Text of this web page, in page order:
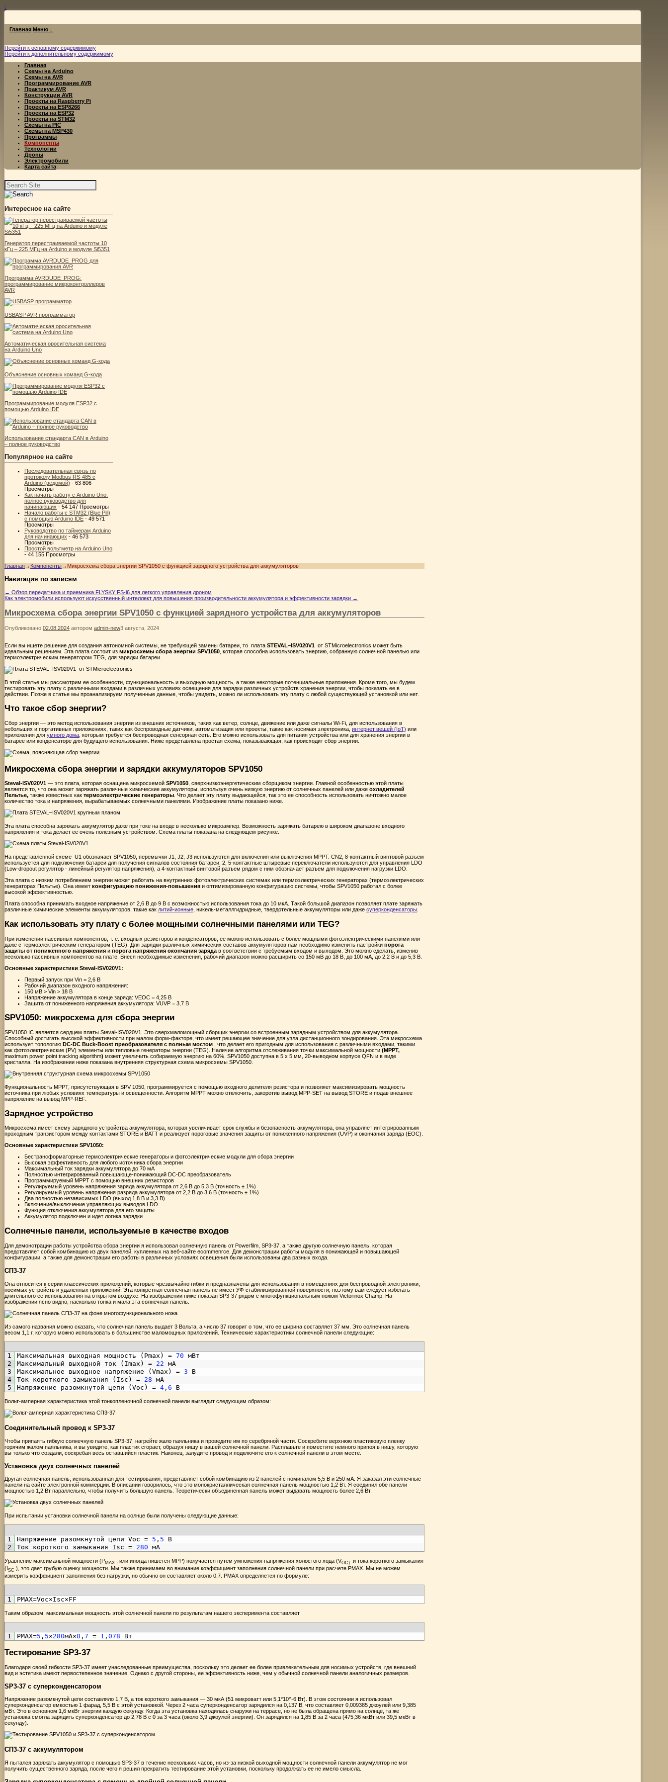
↓
Главная Меню ↓
Перейти к основному содержимому
Перейти к дополнительному содержимому
Главная
Схемы на Arduino
Схемы на AVR
Программирование AVR
Практикум AVR
Конструкции AVR
Проекты на Raspberry Pi
Проекты на ESP8266
Проекты на ESP32
Проекты на STM32
Схемы на PIC
Схемы на MSP430
Программы
Компоненты
Технологии
Дроны
Электромобили
Карта сайта
Найти:
Интересное на сайте
Генератор перестраиваемой частоты 10
кГц – 225 МГц на Arduino и модуле Si5351
Программа AVRDUDE_PROG:
программирование микроконтроллеров
AVR
USBASP AVR программатор
Автоматическая оросительная система
на Arduino Uno
Объяснение основных команд G-кода
Программирование модуля ESP32 с
помощью Arduino IDE
Использование стандарта CAN в Arduino
– полное руководство
Популярное на сайте
Последовательная связь по
протоколу Modbus RS-485 с
Arduino (ведомой) - 63 806
Просмотры
Как начать работу с Arduino Uno:
полное руководство для
начинающих - 54 147 Просмотры
Начало работы с STM32 (Blue Pill)
с помощью Arduino IDE - 49 571
Просмотры
Руководство по таймерам Arduino
для начинающих - 46 573
Просмотры
Простой вольтметр на Arduino Uno
- 44 155 Просмотры
Главная→ Компоненты→ Микросхема сбора энергии SPV1050 с функцией зарядного устройства для аккумуляторов
Навигация по записям
← Обзор передатчика и приемника FLYSKY FS-i6 для легкого управления дроном
Как электромобили используют искусственный интеллект для повышения производительности аккумулятора и эффективности зарядки →
Микросхема сбора энергии SPV1050 с функцией зарядного устройства для аккумуляторов
Опубликовано 02.08.2024 автором admin-new3 августа, 2024
Если вы ищете решение для создания автономной системы, не требующей замены батареи, то плата STEVAL–ISV020V1 от STMicroelectronics может быть
идеальным решением. Эта плата состоит из микросхемы сбора энергии SPV1050 , которая способна использовать энергию, собранную солнечной панелью или
термоэлектрическим генератором TEG, для зарядки батареи.
В этой статье мы рассмотрим ее особенности, функциональность и выходную мощность, а также некоторые потенциальные приложения. Кроме того, мы будем
тестировать эту плату с различными входами в различных условиях освещения для зарядки различных устройств хранения энергии, чтобы показать ее в
действии. Позже в статье мы проанализируем полученные данные, чтобы увидеть, можно ли использовать эту плату с любой существующей установкой или нет.
Что такое сбор энергии?
Сбор энергии — это метод использования энергии из внешних источников, таких как ветер, солнце, движение или даже сигналы Wi-Fi, для использования в
небольших и портативных приложениях, таких как беспроводные датчики, автоматизация или проекты, такие как носимая электроника, интернет вещей (IoT) или
приложения для умного дома , которым требуется беспроводная сенсорная сеть. Его можно использовать для питания устройства или для хранения энергии в
батарее или конденсаторе для будущего использования. Ниже представлена ​​простая схема, показывающая, как происходит сбор энергии.
Микросхема сбора энергии и зарядки аккумуляторов SPV1050
Steval-ISV020V1 — это плата, которая оснащена микросхемой SPV1050 , сверхнизкоэнергетическим сборщиком энергии. Главной особенностью этой платы
является то, что она может заряжать различные химические аккумуляторы, используя очень низкую энергию от солнечных панелей или даже охладителей
Пельтье, также известных как термоэлектрические генераторы . Что делает эту плату выдающейся, так это ее способность использовать ничтожно малое
количество тока и напряжения, вырабатываемых солнечными панелями. Изображение платы показано ниже.
Эта плата способна заряжать аккумулятор даже при токе на входе в несколько микроампер. Возможность заряжать батарею в широком диапазоне входного
напряжения и тока делает ее очень полезным устройством. Схема платы показана на следующем рисунке.
На представленной схеме U1 обозначает SPV1050, перемычки J1, J2, J3 используются для включения или выключения MPPT. CN2, 8-контактный винтовой разъем
используется для подключения батареи для получения сигналов состояния батареи. 2, 5-контактные штыревые переключатели используются для управления LDO
(Low-dropout регулятор - линейный регулятор напряжения), а 4-контактный винтовой разъем рядом с ним обозначает разъем для подключения нагрузки LDO.
Эта плата с низким потреблением энергии может работать на внутренних фотоэлектрических системах или термоэлектрических генераторах (термоэлектрических
генераторах Пельтье). Она имеет конфигурацию понижения-повышения и оптимизированную конфигурацию системы, чтобы SPV1050 работал с более
высокой эффективностью.
Плата способна принимать входное напряжение от 2,6 В до 9 В с возможностью использования тока до 10 мкА. Такой большой диапазон позволяет плате заряжать
различные химические элементы аккумуляторов, такие как литий-ионные , никель-металлгидридные, твердотельные аккумуляторы или даже суперконденсаторы
Как использовать эту плату с более мощными солнечными панелями или TEG?
При изменении пассивных компонентов, т. е. входных резисторов и конденсаторов, ее можно использовать с более мощными фотоэлектрическими панелями или
даже с термоэлектрическим генератором (TEG). Для зарядки различных химических составов аккумуляторов нам необходимо изменить настройки порога
защиты от пониженного напряжения и порога напряжения окончания заряда в соответствии с требуемым входом и выходом. Это можно сделать, изменив
несколько пассивных компонентов на плате. Внеся необходимые изменения, рабочий диапазон можно расширить со 150 мВ до 18 В, до 100 мА, до 2,2 В и до 5,3 В.
Основные характеристики Steval-ISV020V1:
Первый запуск при Vin = 2,6 В
Рабочий диапазон входного напряжения:
150 мВ > Vin > 18 В
Напряжение аккумулятора в конце заряда: VEOC = 4,25 В
Защита от пониженного напряжения аккумулятора: VUVP = 3,7 В
SPV1050: микросхема для сбора энергии
SPV1050 IC является сердцем платы Steval-ISV020V1. Это сверхмаломощный сборщик энергии со встроенным зарядным устройством для аккумулятора.
Способный достигать высокой эффективности при малом форм-факторе, что имеет решающее значение для узла дистанционного зондирования. Эта микросхема
использует топологию DC-DC Buck-Boost преобразователя с полным мостом , что делает его пригодным для использования с различными входами, такими
как фотоэлектрические (PV) элементы или тепловые генераторы энергии (TEG). Наличие алгоритма отслеживания точки максимальной мощности (MPPT,
maximum power point tracking algorithm) может увеличить собираемую энергию на 60%. SPV1050 доступна в 5 x 5 мм, 20-выводном корпусе QFN и в виде
кристалла. На изображении ниже показана внутренняя структурная схема микросхемы SPV1050.
Функциональность MPPT, присутствующая в SPV 1050, программируется с помощью входного делителя резистора и позволяет максимизировать мощность
источника при любых условиях температуры и освещенности. Алгоритм MPPT можно отключить, закоротив вывод MPP-SET на вывод STORE и подав внешнее
напряжение на вывод MPP-REF.
Зарядное устройство
Микросхема имеет схему зарядного устройства аккумулятора, которая увеличивает срок службы и безопасность аккумулятора, она управляет интегрированным
проходным транзистором между контактами STORE и BATT и реализует пороговые значения защиты от пониженного напряжения (UVP) и окончания заряда (EOC).
Основные характеристики SPV1050:
Бестрансформаторные термоэлектрические генераторы и фотоэлектрические модули для сбора энергии
Высокая эффективность для любого источника сбора энергии
Максимальный ток зарядки аккумулятора до 70 мА
Полностью интегрированный повышающе-понижающий DC-DC преобразователь
Программируемый MPPT с помощью внешних резисторов
Регулируемый уровень напряжения заряда аккумулятора от 2,6 В до 5,3 В (точность ± 1%)
Регулируемый уровень напряжения разряда аккумулятора от 2,2 В до 3,6 В (точность ± 1%)
Два полностью независимых LDO (выход 1,8 В и 3,3 В)
Включение/выключение управляющих выводов LDO
Функция отключения аккумулятора для его защиты
Аккумулятор подключен и идет логика зарядки
Солнечные панели, используемые в качестве входов
Для демонстрации работы устройства сбора энергии я использовал солнечную панель от Powerfilm, SP3-37, а также другую солнечную панель, которая
представляет собой комбинацию из двух панелей, купленных на веб-сайте ecommenrce. Для демонстрации работы модуля в понижающей и повышающей
конфигурации, а также для демонстрации его работы в различных условиях освещения были использованы два разных входа.
СП3-37
Она относится к серии классических приложений, которые чрезвычайно гибки и предназначены для использования в помещениях для беспроводной электроники,
носимых устройств и удаленных приложений. Эта конкретная солнечная панель не имеет УФ-стабилизированной поверхности, поэтому вам следует избегать
длительного ее использования на открытом воздухе. На изображении ниже показан SP3-37 рядом с многофункциональным ножом Victorinox Champ. На
изображении ясно видно, насколько тонка и мала эта солнечная панель.
Из самого названия можно сказать, что солнечная панель выдает 3 Вольта, а число 37 говорит о том, что ее ширина составляет 37 мм. Это солнечная панель
весом 1,1 г, которую можно использовать в большинстве маломощных приложений. Технические характеристики солнечной панели следующие:
1
2
3
4
5
Максимальная выходная мощность ( Pmax ) = 70 мВт
Максимальный
выходной ток ( Imax ) = 22 мА
Максимальное
выходное напряжение ( Vmax ) = 3
В
Ток короткого замыкания ( Isc ) = 28 мА
Напряжение
разомкнутой цепи ( Voc ) = 4 , 6 В
Вольт-амперная характеристика этой тонкопленочной солнечной панели выглядит следующим образом:
Соединительный провод к SP3-37
Чтобы припаять гибкую солнечную панель SP3-37, нагрейте жало паяльника и проведите им по серебряной части. Соскребите верхнюю пластиковую пленку
горячим жалом паяльника, и вы увидите, как пластик сгорает, образуя нишу в вашей солнечной панели. Расплавьте и поместите немного припоя в нишу, которую
вы только что создали, соскребая весь оставшийся пластик. Наконец, залудите провод и подключите его к солнечной панели в этом месте.
Установка двух солнечных панелей
Другая солнечная панель, использованная для тестирования, представляет собой комбинацию из 2 панелей с номиналом 5,5 В и 250 мА. Я заказал эти солнечные
панели на сайте электронной коммерции. В описании говорилось, что это монокристаллическая солнечная панель мощностью 1,2 Вт. Я соединил обе панели
мощностью 1,2 Вт параллельно, чтобы получить большую панель. Теоретически объединенная панель может выдавать мощность более 2,6 Вт.
При испытании установки солнечной панели на солнце были получены следующие данные:
1
2
Напряжение разомкнутой цепи Voc = 5 , 5
В
Ток
короткого замыкания Isc = 280 мА
Уравнение максимальной мощности (PMAX , или иногда пишется MPP) получается путем умножения напряжения холостого хода (VOC) и тока короткого замыкания
(ISC ), это дает грубую оценку мощности. Мы также принимаем во внимание коэффициент заполнения солнечной панели при расчете PMAX. Мы не можем
измерить коэффициент заполнения без нагрузки, но обычно он составляет около 0,7. PMAX определяется по формуле:
1 PMAX=Voc×Isc×FF
Таким образом, максимальная мощность этой солнечной панели по результатам нашего эксперимента составляет
1 PMAX=5 , 5×280мА×0 , 7 = 1 , 078 Вт
Тестирование SP3-37
Благодаря своей гибкости SP3-37 имеет унаследованные преимущества, поскольку это делает ее более привлекательным для носимых устройств, где внешний
вид и эстетика имеют первостепенное значение. Однако с другой стороны, ее эффективность ниже, чем у обычной солнечной панели аналогичных размеров.
SP3-37 с суперконденсатором
Напряжение разомкнутой цепи составляло 1,7 В, а ток короткого замыкания — 30 мкА (51 микроватт или 5,1*10^-6 Вт). В этом состоянии я использовал
суперконденсатор емкостью 1 фарад, 5,5 В с этой установкой. Через 2 часа суперконденсатор зарядился на 0,137 В, что составляет 0,009385 джоулей или 9,385
мВт. Это в основном 1,6 мкВт энергии каждую секунду. Когда эта установка находилась снаружи на террасе, но не была обращена прямо на солнце, та же
установка смогла зарядить суперконденсатор до 2,78 В с 0 за 3 часа (около 3,9 джоулей энергии). Он зарядился на 1,85 В за 2 часа (475,36 мкВт или 39,5 мкВт в
секунду).
СП3-37 с аккумулятором
Я пытался заряжать аккумулятор с помощью SP3-37 в течение нескольких часов, но из-за низкой выходной мощности солнечной панели аккумулятор не мог
получить существенного заряда, после чего я решил прекратить тестирование этой установки, поскольку продолжать ее не имело смысла.